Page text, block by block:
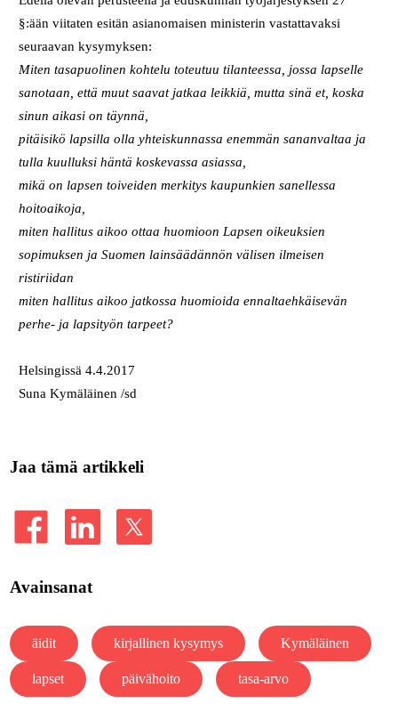
§:ään viitaten esitän asianomaisen ministerin vastattavaksi
seuraavan kysymyksen:
Miten tasapuolinen kohtelu toteutuu tilanteessa, jossa lapselle
sanotaan, että muut saavat jatkaa leikkiä, mutta sinä et, koska
sinun aikasi on täynnä,
pitäisikö lapsilla olla yhteiskunnassa enemmän sananvaltaa ja
tulla kuulluksi häntä koskevassa asiassa,
mikä on lapsen toiveiden merkitys kaupunkien sanellessa
hoitoaikoja,
miten hallitus aikoo ottaa huomioon Lapsen oikeuksien
sopimuksen ja Suomen lainsäädännön välisen ilmeisen
ristiriidan
miten hallitus aikoo jatkossa huomioida ennaltaehkäisevän
perhe- ja lapsityön tarpeet?
Helsingissä 4.4.2017
Suna Kymäläinen /sd
Jaa tämä artikkeli
Avainsanat
äidit kirjallinen kysymys Kymäläinen
lapset päivähoito tasa-arvo